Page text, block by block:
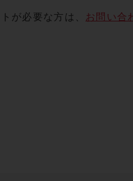
が必要な方は、 お問い合